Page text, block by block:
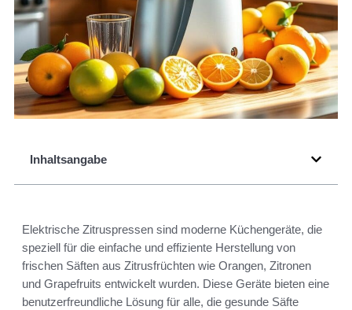
Inhaltsangabe
Elektrische Zitruspressen sind moderne Küchengeräte, die
speziell für die einfache und effiziente Herstellung von
frischen Säften aus Zitrusfrüchten wie Orangen, Zitronen
und Grapefruits entwickelt wurden. Diese Geräte bieten eine
benutzerfreundliche Lösung für alle, die gesunde Säfte